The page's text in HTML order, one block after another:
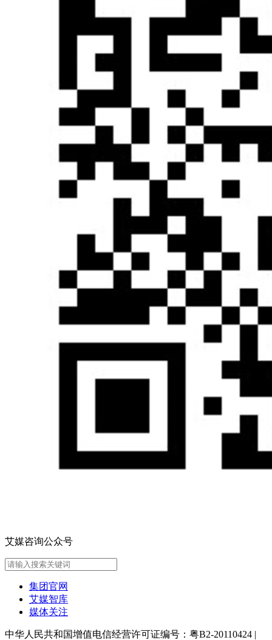
艾媒咨询公众号
集团官网
艾媒智库
媒体关注
中华人民共和国增值电信经营许可证编号：粤B2-20110424 |